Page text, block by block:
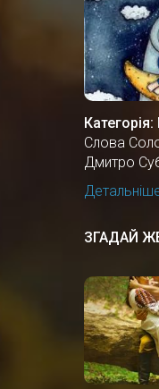
Категорія:
Cлова
Дмитро
ЗГАДАЙ